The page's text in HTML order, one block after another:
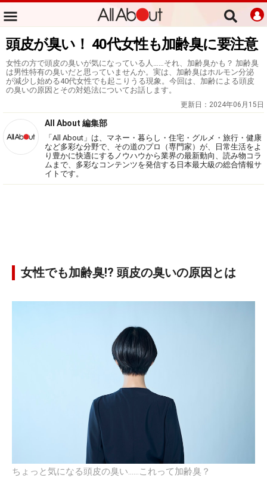
頭皮が臭い！ 40代女性も加齢臭に要注意
女性の方で頭皮の臭いが気になっている人……それ、加齢臭かも？ 加齢臭
は男性特有の臭いだと思っていませんか。実は、加齢臭はホルモン分泌
が減少し始める40代女性でも起こりうる現象。今回は、加齢による頭皮
の臭いの原因とその対処法についてお話します。
更新日： 2024年06月15日
All About 編集部
「All About」は、マネー・暮らし・住宅・グルメ・旅行・健康
など多彩な分野で、その道のプロ（専門家）が、日常生活をよ
り豊かに快適にするノウハウから業界の最新動向、読み物コラ
ムまで、多彩なコンテンツを発信する日本最大級の総合情報サ
イトです。
女性でも加齢臭!? 頭皮の臭いの原因とは
ちょっと気になる頭皮の臭い……これって加齢臭？